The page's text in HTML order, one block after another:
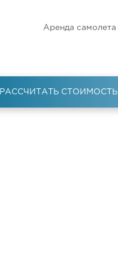
Аренда самолета
РАССЧИТАТЬ СТОИМОСТЬ